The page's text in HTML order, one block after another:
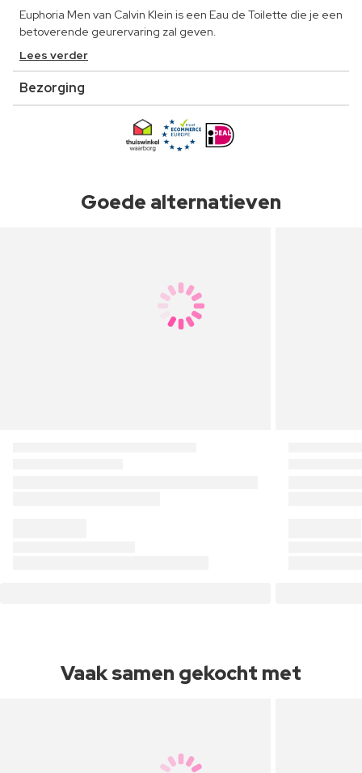
Euphoria Men van Calvin Klein is een Eau de Toilette die je een
betoverende geurervaring zal geven.
Lees verder
Bezorging
Goede alternatieven
Vaak samen gekocht met